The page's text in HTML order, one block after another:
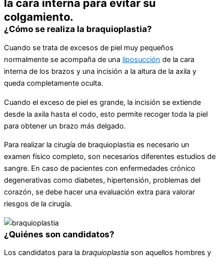
la cara interna para evitar su
colgamiento.
¿Cómo se realiza la braquioplastia?
Cuando se trata de excesos de piel muy pequeños
normalmente se acompaña de una liposucción de la cara
interna de los brazos y una incisión a la altura de la axila y
queda completamente oculta.
Cuando el exceso de piel es grande, la incisión se extiende
desde la axila hasta el codo, esto permite recoger toda la piel
para obtener un brazo más delgado.
Para realizar la cirugía de braquioplastia es necesario un
examen físico completo, son necesarios diferentes estudios de
sangre. En caso de pacientes con enfermedades crónico
degenerativas como diabetes, hipertensión, problemas del
corazón, se debe hacer una evaluación extra para valorar
riesgos de la cirugía.
¿Quiénes son candidatos?
Los candidatos para la braquioplastia son aquellos hombres y